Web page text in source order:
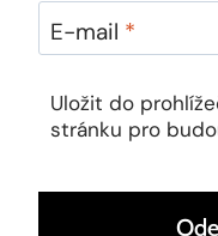
E-mail *
Uložit do
stránku pro